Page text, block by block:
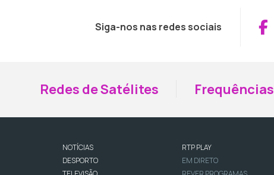
Siga-nos nas redes sociais
Redes de Satélites Frequências
NOTÍCIAS
DESPORTO
RTP PLAY
EM DIRETO